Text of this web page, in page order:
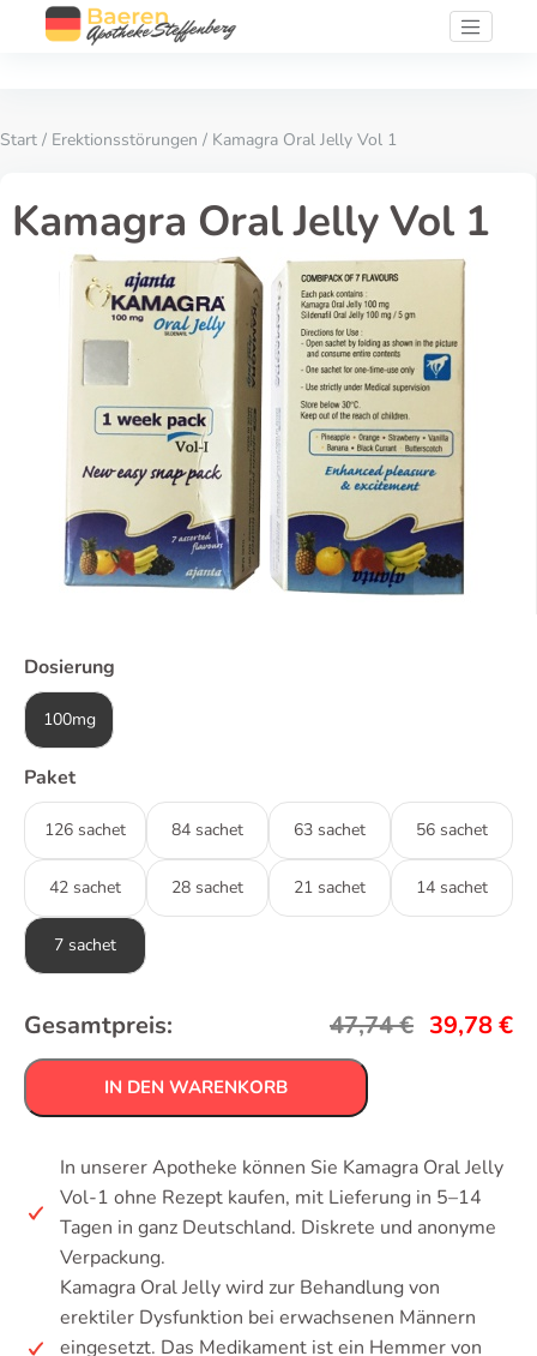
Start / Erektionsstörungen / Kamagra Oral Jelly Vol 1
Kamagra Oral Jelly Vol 1
Dosierung
100mg
Paket
126 sachet 84 sachet 63 sachet 56 sachet
42 sachet 28 sachet 21 sachet 14 sachet
7 sachet
Gesamtpreis: 47,74€ 39,78€
IN DEN WARENKORB
In unserer Apotheke können Sie Kamagra Oral Jelly
Vol-1 ohne Rezept kaufen, mit Lieferung in 5–14
Tagen in ganz Deutschland. Diskrete und anonyme
Verpackung.
Kamagra Oral Jelly wird zur Behandlung von
erektiler Dysfunktion bei erwachsenen Männern
eingesetzt. Das Medikament ist ein Hemmer von